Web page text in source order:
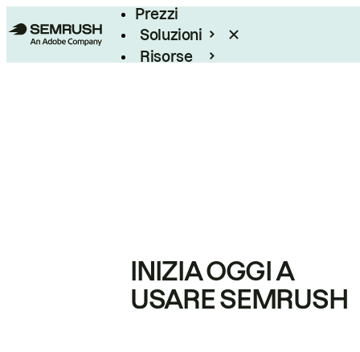
Prezzi
Soluzioni
Risorse
INIZIA OGGI A
USARE SEMRUSH